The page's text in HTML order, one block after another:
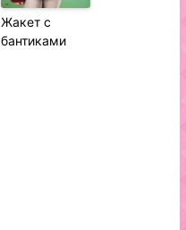
Жакет с
бантиками